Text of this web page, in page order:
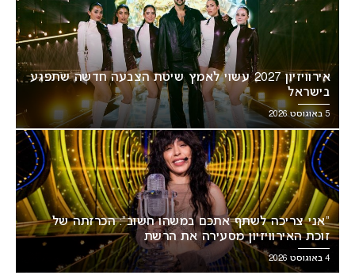
אירוויזיון 2027 עשוי לאמץ שיטת הצבעה חדשה שתפגע
בישראל
5 באוגוסט 2026
“אני צריכה לשתף אתכם במשהו חשוב”: הכרזתה של
זוכת האירוויזיון מסעירה את הרשת
4 באוגוסט 2026